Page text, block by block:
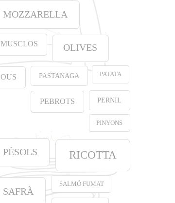
MOZZARELLA
MUSCLOS OLIVES
OUS PASTANAGA PATATA
PEBROTS PERNIL
PINYONS
PÈSOLS RICOTTA
SAFRÀ
SALMÓ FUMAT